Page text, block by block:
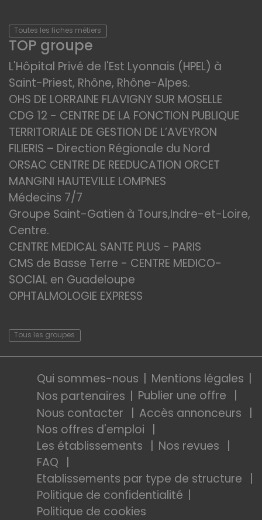
Toutes les fiches métiers
TOP groupe
L'Hôpital Privé de l'Est Lyonnais (HPEL) à
Saint-Priest, Rhône, Rhône-Alpes.
OHS DE LORRAINE FLAVIGNY SUR MOSELLE
CDG 12 - CENTRE DE LA FONCTION PUBLIQUE
TERRITORIALE DE GESTION DE L’AVEYRON
FILIERIS – Direction Régionale du Nord
ORSAC CENTRE DE REEDUCATION ORCET
MANGINI HAUTEVILLE LOMPNES
Médecins 7/7
Groupe Saint-Gatien à Tours,Indre-et-Loire,
Centre.
CENTRE MEDICAL SANTE PLUS - PARIS
CMS de Basse Terre - CENTRE MEDICO-
SOCIAL en Guadeloupe
OPHTALMOLOGIE EXPRESS
Tous les groupes
Qui sommes-nous
Mentions légales
Nos partenaires
Publier une offre
Nous contacter
Accès annonceurs
Nos offres d'emploi
Les établissements
Nos revues
FAQ
Etablissements par type de structure
Politique de confidentialité
Politique de cookies